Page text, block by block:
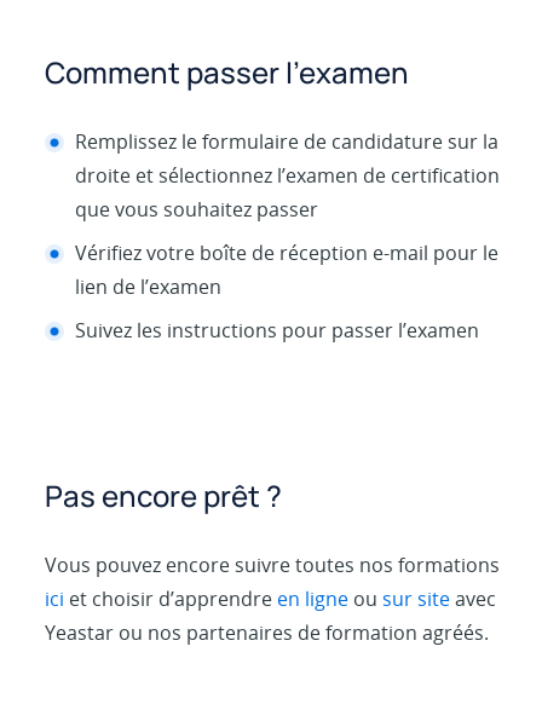
Comment passer l’examen
Remplissez le formulaire de candidature sur la
droite et sélectionnez l’examen de certification
que vous souhaitez passer
Vérifiez votre boîte de réception e-mail pour le
lien de l’examen
Suivez les instructions pour passer l’examen
Pas encore prêt ?
Vous pouvez encore suivre toutes nos formations
ici et choisir d’apprendre en ligne ousur siteavec
Yeastar ou nos partenaires de formation agréés.